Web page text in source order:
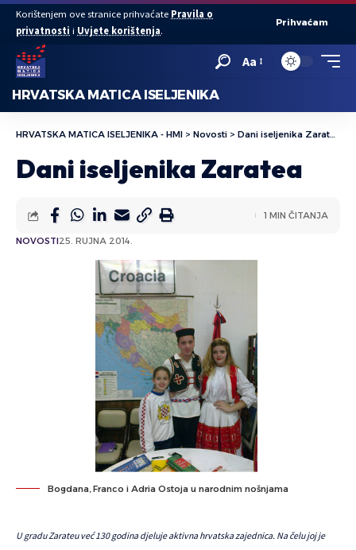
Korištenjem ove stranice prihvaćate Pravila o
privatnosti i Uvjete korištenja.
Prihvaćam
Aa
HRVATSKA MATICA ISELJENIKA
HRVATSKA MATICA ISELJENIKA - HMI > Novosti > Dani iseljenika Zaratea
Dani iseljenika Zaratea
NOVOSTI25. RUJNA 2014.
1 MIN ČITANJA
Bogdana, Franco i Adria Ostoja u narodnim nošnjama
U gradu Zarateu već 130 godina djeluje aktivna hrvatska zajednica. Na čelu joj je